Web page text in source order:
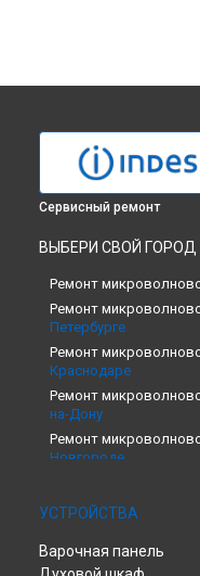
Сервисный ремонт
ВЫБЕРИ СВОЙ ГОРОД
Ремонт
Ремонт
Петербурге
Ремонт
Краснодаре
Ремонт
на-Дону
Ремонт
Новгороде
Новосибирске
Челябинске
Ремонт
УСТРОЙСТВА
Варочная панель